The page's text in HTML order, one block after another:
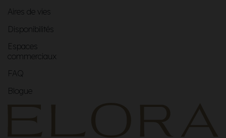
Aires de vies
Disponibilités
Espaces
commerciaux
FAQ
Blogue